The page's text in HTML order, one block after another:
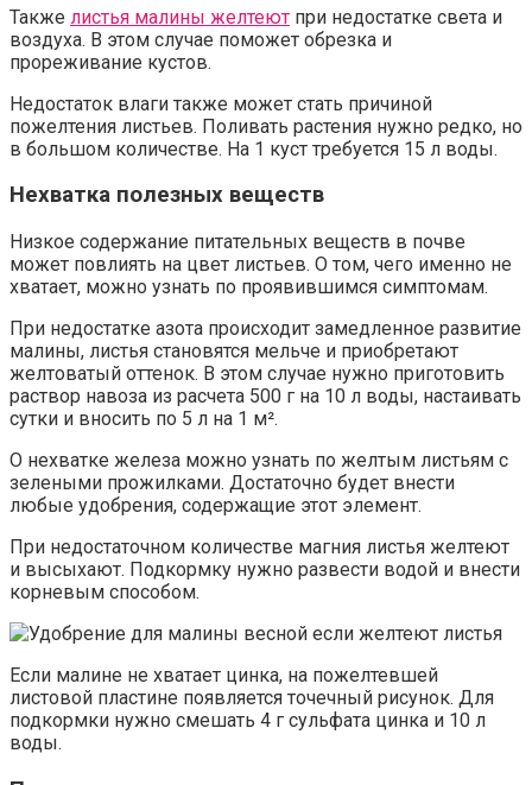
Также листья малины желтеют при недостатке света и
воздуха. В этом случае поможет обрезка и
прореживание кустов.
Недостаток влаги также может стать причиной
пожелтения листьев. Поливать растения нужно редко, но
в большом количестве. На 1 куст требуется 15 л воды.
Нехватка полезных веществ
Низкое содержание питательных веществ в почве
может повлиять на цвет листьев. О том, чего именно не
хватает, можно узнать по проявившимся симптомам.
При недостатке азота происходит замедленное развитие
малины, листья становятся мельче и приобретают
желтоватый оттенок. В этом случае нужно приготовить
раствор навоза из расчета 500 г на 10 л воды, настаивать
сутки и вносить по 5 л на 1 м².
О нехватке железа можно узнать по желтым листьям с
зелеными прожилками. Достаточно будет внести
любые удобрения, содержащие этот элемент.
При недостаточном количестве магния листья желтеют
и высыхают. Подкормку нужно развести водой и внести
корневым способом.
Если малине не хватает цинка, на пожелтевшей
листовой пластине появляется точечный рисунок. Для
подкормки нужно смешать 4 г сульфата цинка и 10 л
воды.